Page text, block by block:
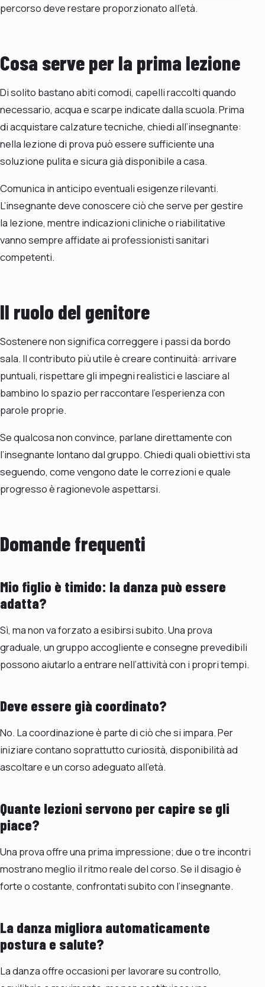
percorso deve restare proporzionato all’età.
Cosa serve per la prima lezione
Di solito bastano abiti comodi, capelli raccolti quando
necessario, acqua e scarpe indicate dalla scuola. Prima
di acquistare calzature tecniche, chiedi all’insegnante:
nella lezione di prova può essere sufficiente una
soluzione pulita e sicura già disponibile a casa.
Comunica in anticipo eventuali esigenze rilevanti.
L’insegnante deve conoscere ciò che serve per gestire
la lezione, mentre indicazioni cliniche o riabilitative
vanno sempre affidate ai professionisti sanitari
competenti.
Il ruolo del genitore
Sostenere non significa correggere i passi da bordo
sala. Il contributo più utile è creare continuità: arrivare
puntuali, rispettare gli impegni realistici e lasciare al
bambino lo spazio per raccontare l’esperienza con
parole proprie.
Se qualcosa non convince, parlane direttamente con
l’insegnante lontano dal gruppo. Chiedi quali obiettivi sta
seguendo, come vengono date le correzioni e quale
progresso è ragionevole aspettarsi.
Domande frequenti
Mio figlio è timido: la danza può essere
adatta?
Sì, ma non va forzato a esibirsi subito. Una prova
graduale, un gruppo accogliente e consegne prevedibili
possono aiutarlo a entrare nell’attività con i propri tempi.
Deve essere già coordinato?
No. La coordinazione è parte di ciò che si impara. Per
iniziare contano soprattutto curiosità, disponibilità ad
ascoltare e un corso adeguato all’età.
Quante lezioni servono per capire se gli
piace?
Una prova offre una prima impressione; due o tre incontri
mostrano meglio il ritmo reale del corso. Se il disagio è
forte o costante, confrontati subito con l’insegnante.
La danza migliora automaticamente
postura e salute?
La danza offre occasioni per lavorare su controllo,